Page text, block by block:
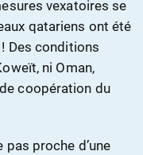
vexatoires se
qatariens ont été
Des conditions
ni Oman,
coopération du
proche d’une